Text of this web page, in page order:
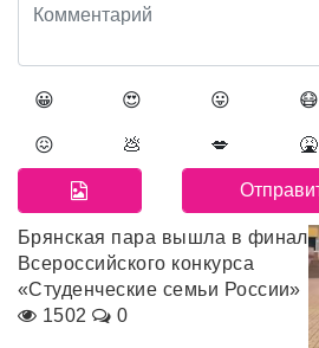
😀 😍 😛 😷
😖 💩 💋 🤮
Брянская пара вышла в финал
Всероссийского конкурса
«Студенческие семьи России»
1502
0